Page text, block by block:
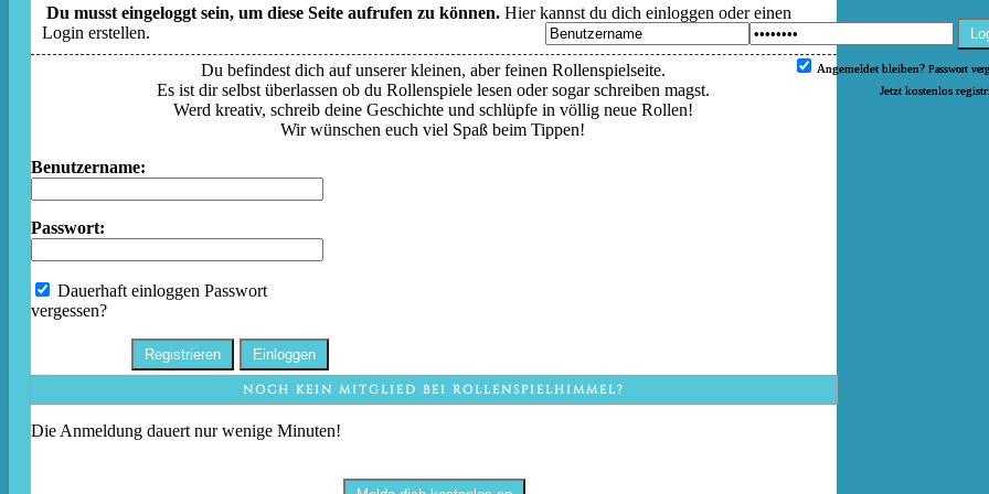
Angemeldet bleiben? Passwort
Jetzt kostenlos
Du musst eingeloggt sein, um diese Seite aufrufen zu können. Hier kannst du dich einloggen oder einen
Login erstellen.
Du befindest dich auf unserer kleinen, aber feinen Rollenspielseite.
Es ist dir selbst überlassen ob du Rollenspiele lesen oder sogar schreiben magst.
Werd kreativ, schreib deine Geschichte und schlüpfe in völlig neue Rollen!
Wir wünschen euch viel Spaß beim Tippen!
Benutzername:
Passwort:
Dauerhaft einloggen Passwort
vergessen?
NOCH KEIN MITGLIED BEI ROLLENSPIELHIMMEL?
Die Anmeldung dauert nur wenige Minuten!